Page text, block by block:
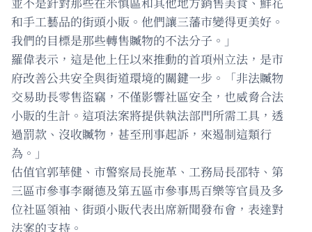
和手工藝品的街頭小販。他們讓三藩市變得更美好。
我們的目標是那些轉售贓物的不法分子。」
羅偉表示，這是他上任以來推動的首項州立法，是市
府改善公共安全與街道環境的關鍵一步。「非法贓物
交易助長零售盜竊，不僅影響社區安全，也威脅合法
小販的生計。這項法案將提供執法部門所需工具，透
過罰款、沒收贓物，甚至刑事起訴，來遏制這類行
為。」
估值官郭華健、市警察局長施革、工務局長邵特、第
三區市參事李爾德及第五區市參事馬百樂等官員及多
位社區領袖、街頭小販代表出席新聞發布會，表達對
法案的支持。